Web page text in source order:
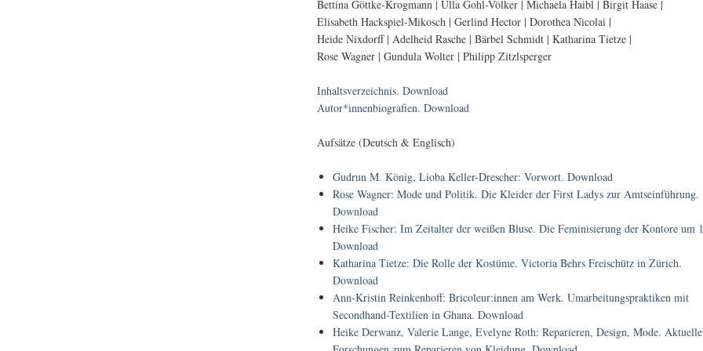
Bettina Göttke-Krogmann | Ulla Gohl-Völker | Michaela Haibl | Birgit Haase |
Elisabeth Hackspiel-Mikosch | Gerlind Hector | Dorothea Nicolai |
Heide Nixdorff | Adelheid Rasche | Bärbel Schmidt | Katharina Tietze |
Rose Wagner | Gundula Wolter | Philipp Zitzlsperger
Inhaltsverzeichnis. Download
Autor*innenbiografien. Download
Aufsätze (Deutsch & Englisch)
Gudrun M. König, Lioba Keller-Drescher: Vorwort. Download
Rose Wagner: Mode und Politik. Die Kleider der First Ladys zur Amtseinführung.
Download
Heike Fischer: Im Zeitalter der weißen Bluse. Die Feminisierung der Kontore um
Download
Katharina Tietze: Die Rolle der Kostüme. Victoria Behrs Freischütz in Zürich.
Download
Ann-Kristin Reinkenhoff: Bricoleur:innen am Werk. Umarbeitungspraktiken mit
Secondhand-Textilien in Ghana. Download
Heike Derwanz, Valerie Lange, Evelyne Roth: Reparieren, Design, Mode. Aktuelle